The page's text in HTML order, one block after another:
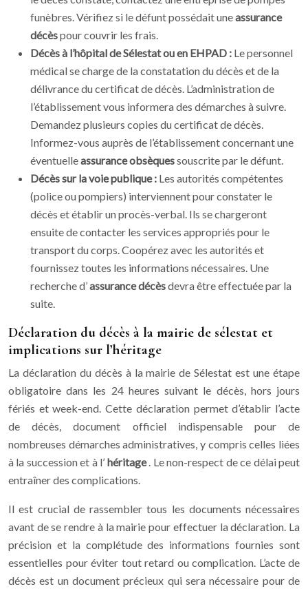
funèbres. Vérifiez si le défunt possédait uneassurance
décèspour couvrir les frais.
Décès à l’hôpital de Sélestat ou en EHPAD : Le personnel
médical se charge de la constatation du décès et de la
délivrance du certificat de décès. L’administration de
l’établissement vous informera des démarches à suivre.
Demandez plusieurs copies du certificat de décès.
Informez-vous auprès de l’établissement concernant une
éventuelleassurance obsèquessouscrite par le défunt.
Décès sur la voie publique : Les autorités compétentes
(police ou pompiers) interviennent pour constater le
décès et établir un procès-verbal. Ils se chargeront
ensuite de contacter les services appropriés pour le
transport du corps. Coopérez avec les autorités et
fournissez toutes les informations nécessaires. Une
recherche d’assurance décèsdevra être effectuée par la
suite.
Déclaration du décès à la mairie de sélestat et
implications sur l’héritage
La déclaration du décès à la mairie de Sélestat est une étape
obligatoire dans les 24 heures suivant le décès, hors jours
fériés et week-end. Cette déclaration permet d’établir l’acte
de décès, document officiel indispensable pour de
nombreuses démarches administratives, y compris celles liées
à la succession et à l’ héritage. Le non-respect de ce délai peut
entraîner des complications.
Il est crucial de rassembler tous les documents nécessaires
avant de se rendre à la mairie pour effectuer la déclaration. La
précision et la complétude des informations fournies sont
essentielles pour éviter tout retard ou complication. L’acte de
décès est un document précieux qui sera nécessaire pour de